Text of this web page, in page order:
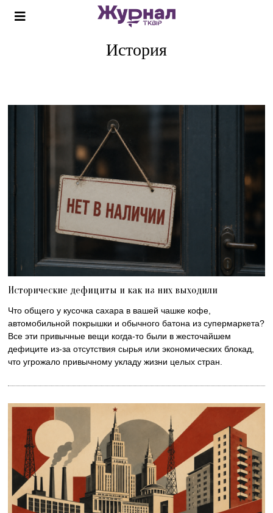
История
Исторические дефициты и как из них выходили
Что общего у кусочка сахара в вашей чашке кофе,
автомобильной покрышки и обычного батона из супермаркета?
Все эти привычные вещи когда-то были в жесточайшем
дефиците из-за отсутствия сырья или экономических блокад,
что угрожало привычному укладу жизни целых стран.